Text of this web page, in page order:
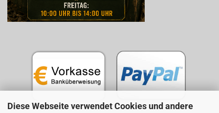
Diese Webseite verwendet Cookies und andere